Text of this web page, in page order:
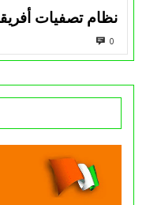
نظام تصفيات
0